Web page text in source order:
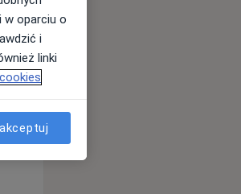
Śr,
w oparciu o
i
linki